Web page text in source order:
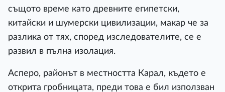
същото време като древните египетски,
китайски и шумерски цивилизации, макар че за
разлика от тях, според изследователите, се е
развил в пълна изолация.
Асперо, районът в местността Карал, където е
открита гробницата, преди това е бил използван